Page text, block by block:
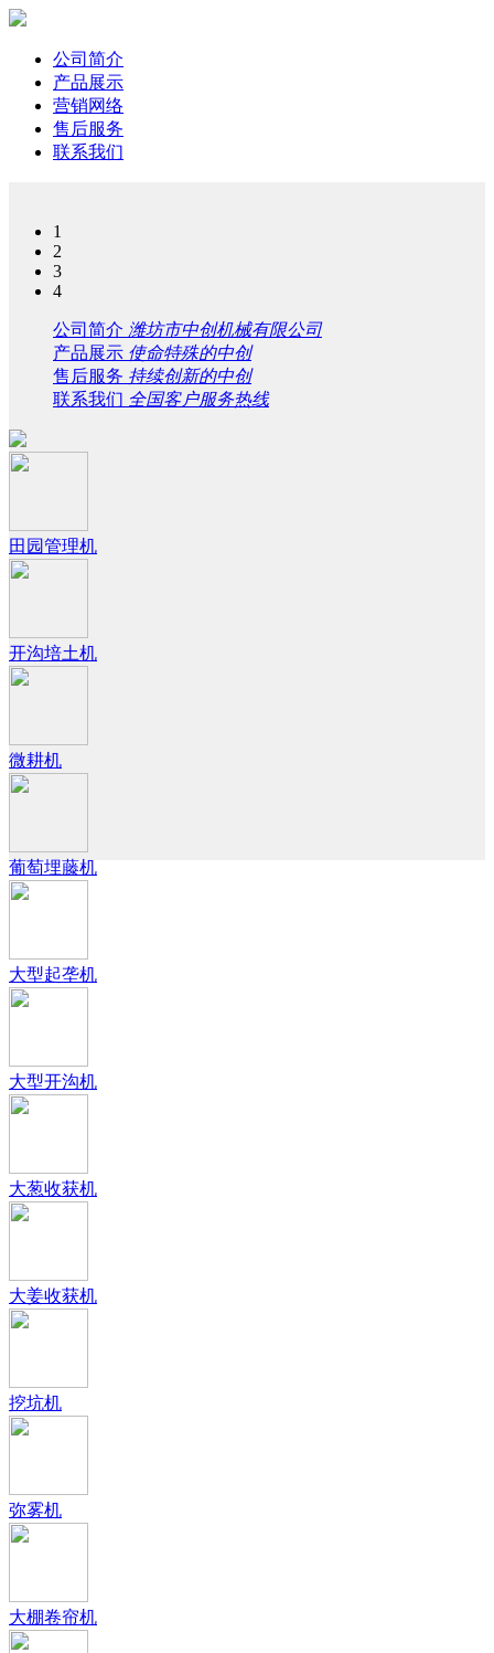
公司简介
产品展示
营销网络
售后服务
联系我们
1
2
3
4
公司简介 潍坊市中创机械有限公司
产品展示 使命特殊的中创
售后服务 持续创新的中创
联系我们 全国客户服务热线
田园管理机
开沟培土机
微耕机
葡萄埋藤机
大型起垄机
大型开沟机
大葱收获机
大姜收获机
挖坑机
弥雾机
大棚卷帘机